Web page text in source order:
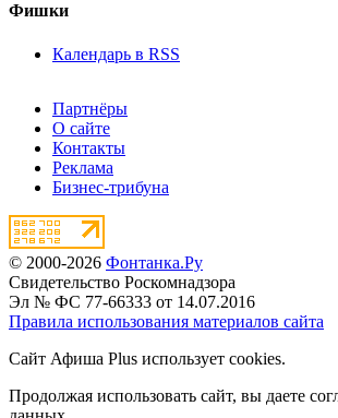
Фишки
Календарь в RSS
Партнёры
О сайте
Контакты
Реклама
Бизнес-трибуна
© 2000-2026 Фонтанка.Ру
Свидетельство Роскомнадзора
Эл № ФС 77-66333 от 14.07.2016
Правила использования материалов сайта
Сайт Афиша Plus использует cookies.
Продолжая использовать сайт, вы даете